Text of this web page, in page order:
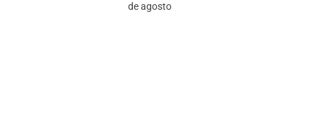
de agosto